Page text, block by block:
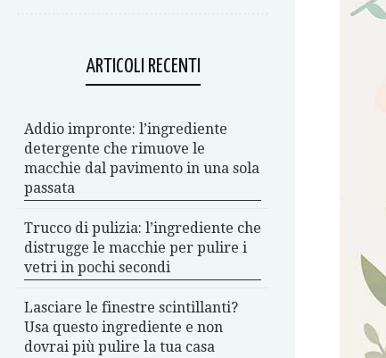
ARTICOLI RECENTI
Addio impronte: l’ingrediente
detergente che rimuove le
macchie dal pavimento in una sola
passata
Trucco di pulizia: l’ingrediente che
distrugge le macchie per pulire i
vetri in pochi secondi
Lasciare le finestre scintillanti?
Usa questo ingrediente e non
dovrai più pulire la tua casa